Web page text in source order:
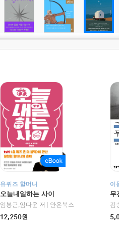
유퀴즈 할머니
오늘내일하는 사이
임봉근,임다운 저
안온북스
12,250원
이
무
김